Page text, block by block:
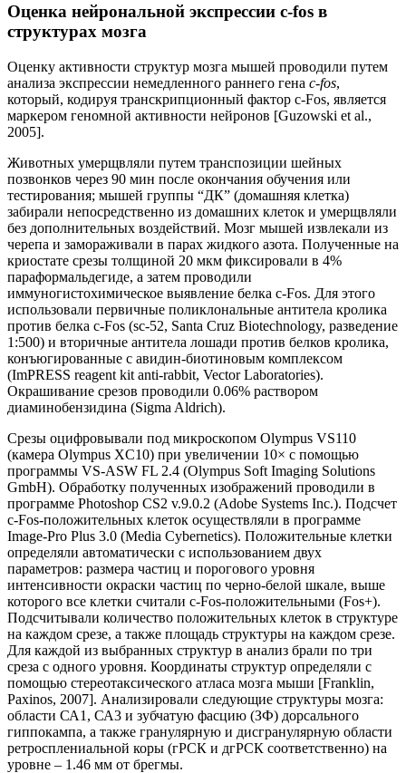
Оценка нейрональной экспрессии c-fos в
структурах мозга
Оценку активности структур мозга мышей проводили путем
анализа экспрессии немедленного раннего гена с-fos,
который, кодируя транскрипционный фактор с-Fos, является
маркером геномной активности нейронов [Guzowski et al.,
2005].
Животных умерщвляли путем транспозиции шейных
позвонков через 90 мин после окончания обучения или
тестирования; мышей группы “ДК” (домашняя клетка)
забирали непосредственно из домашних клеток и умерщвляли
без дополнительных воздействий. Мозг мышей извлекали из
черепа и замораживали в парах жидкого азота. Полученные на
криостате срезы толщиной 20 мкм фиксировали в 4%
параформальдегиде, а затем проводили
иммуногистохимическое выявление белка с-Fos. Для этого
использовали первичные поликлональные антитела кролика
против белка c-Fos (sc-52, Santa Cruz Biotechnology, разведение
1:500) и вторичные антитела лошади против белков кролика,
конъюгированные с авидин-биотиновым комплексом
(ImPRESS reagent kit anti-rabbit, Vector Laboratories).
Окрашивание срезов проводили 0.06% раствором
диаминобензидина (Sigma Aldrich).
Срезы оцифровывали под микроскопом Olympus VS110
(камера Olympus XC10) при увеличении 10× с помощью
программы VS-ASW FL 2.4 (Olympus Soft Imaging Solutions
GmbH). Обработку полученных изображений проводили в
программе Photoshop CS2 v.9.0.2 (Adobe Systems Inc.). Подсчет
с-Fos-положительных клеток осуществляли в программе
Image-Pro Plus 3.0 (Media Cybernetics). Положительные клетки
определяли автоматически с использованием двух
параметров: размера частиц и порогового уровня
интенсивности окраски частиц по черно-белой шкале, выше
которого все клетки считали с-Fos-положительными (Fos+).
Подсчитывали количество положительных клеток в структуре
на каждом срезе, а также площадь структуры на каждом срезе.
Для каждой из выбранных структур в анализ брали по три
среза с одного уровня. Координаты структур определяли с
помощью стереотаксического атласа мозга мыши [Franklin,
Paxinos, 2007]. Анализировали следующие структуры мозга:
области СА1, СА3 и зубчатую фасцию (ЗФ) дорсального
гиппокампа, а также гранулярную и дисгранулярную области
ретросплениальной коры (гРСК и дгРСК соответственно) на
уровне – 1.46 мм от брегмы.